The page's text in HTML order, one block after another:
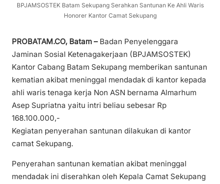
BPJAMSOSTEK Batam Sekupang Serahkan Santunan Ke Ahli Waris
Honorer Kantor Camat Sekupang
PROBATAM.CO, Batam – Badan Penyelenggara
Jaminan Sosial Ketenagakerjaan (BPJAMSOSTEK)
Kantor Cabang Batam Sekupang memberikan santunan
kematian akibat meninggal mendadak di kantor kepada
ahli waris tenaga kerja Non ASN bernama Almarhum
Asep Supriatna yaitu intri beliau sebesar Rp
168.100.000,-
Kegiatan penyerahan santunan dilakukan di kantor
camat Sekupang.
Penyerahan santunan kematian akibat meninggal
mendadak ini diserahkan oleh Kepala Camat Sekupang